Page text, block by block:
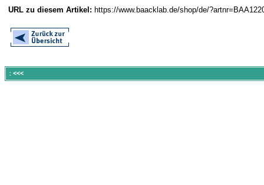
URL zu diesem Artikel: https://www.baacklab.de/shop/de/